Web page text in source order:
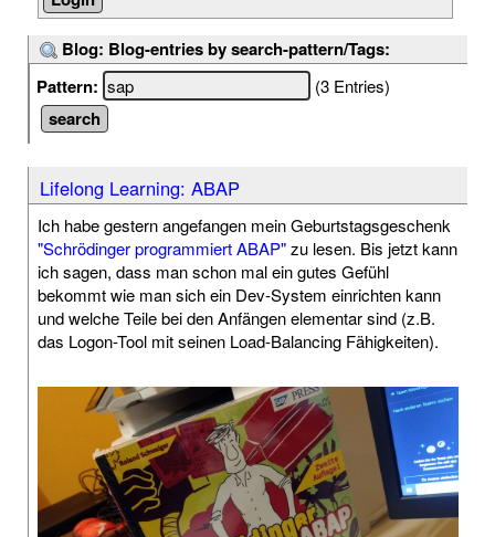
Blog: Blog-entries by search-pattern/Tags:
Pattern:
(3 Entries)
Lifelong Learning: ABAP
Ich habe gestern angefangen mein Geburtstagsgeschenk
"Schrödinger programmiert ABAP"zu lesen. Bis jetzt kann
ich sagen, dass man schon mal ein gutes Gefühl
bekommt wie man sich ein Dev-System einrichten kann
und welche Teile bei den Anfängen elementar sind (z.B.
das Logon-Tool mit seinen Load-Balancing Fähigkeiten).